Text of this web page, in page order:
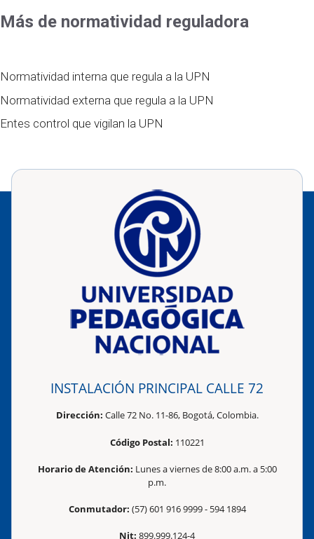
Más de normatividad reguladora
Normatividad interna que regula a la UPN
Normatividad externa que regula a la UPN
Entes control que vigilan la UPN
INSTALACIÓN PRINCIPAL CALLE 72
Dirección: Calle 72 No. 11-86, Bogotá, Colombia.
Código Postal: 110221
Horario de Atención: Lunes a viernes de 8:00 a.m. a 5:00
p.m.
Conmutador: (57) 601 916 9999 - 594 1894
Nit: 899.999.124-4